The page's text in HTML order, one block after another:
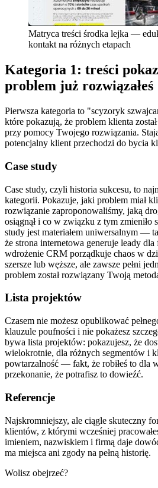
Matryca treści środka lejka —
kontakt na różnych etapach
Kategoria 1: treści
problem już rozwiązałeś
Pierwsza kategoria to "scyzoryk
które pokazują, że problem klienta
przy pomocy Twojego rozwiązania.
potencjalny klient przechodzi do bycia
Case study
Case study, czyli historia sukcesu, to
kategorii. Pokazuje, jaki problem miał
rozwiązanie zaproponowaliśmy, jaką
osiągnął i co w związku z tym zmieniło
study jest materiałem uniwersalnym —
że strona internetowa generuje leady
wdrożenie CRM porządkuje chaos w
szersze lub węższe, ale zawsze pełni
problem został rozwiązany Twoją
Lista projektów
Czasem nie możesz opublikować
klauzule poufności i nie pokażesz
bywa lista projektów: pokazujesz, że
wielokrotnie, dla różnych segmentów i
powtarzalność — fakt, że robiłeś to
przekonanie, że potrafisz to dowieźć.
Referencje
Najskromniejszy, ale ciągle skuteczny
klientów, z którymi wcześniej
imieniem, nazwiskiem i firmą daje
ma miejsca ani zgody na pełną historię.
Wolisz obejrzeć?